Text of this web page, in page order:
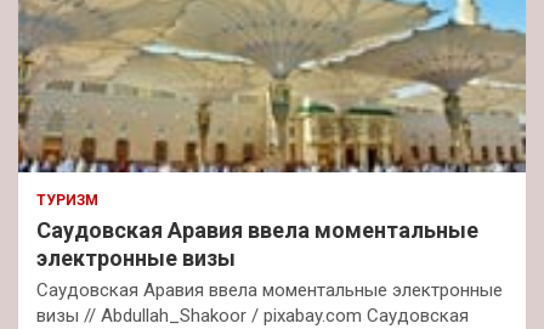
ТУРИЗМ
Саудовская Аравия ввела моментальные
электронные визы
Саудовская Аравия ввела моментальные электронные
визы // Abdullah_Shakoor / pixabay.com Саудовская